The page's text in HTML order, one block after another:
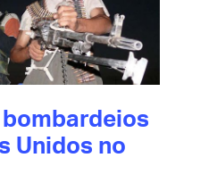
Unidos no